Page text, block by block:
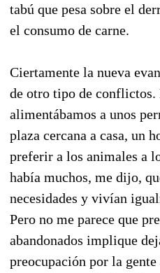
tabú que pesa sobre el
el consumo de carne.
Ciertamente la nueva
de otro tipo de conflictos.
alimentábamos a unos
plaza cercana a casa, un
preferir a los animales a
había muchos, me dijo,
necesidades y vivían
Pero no me parece que
abandonados implique
preocupación por la gente